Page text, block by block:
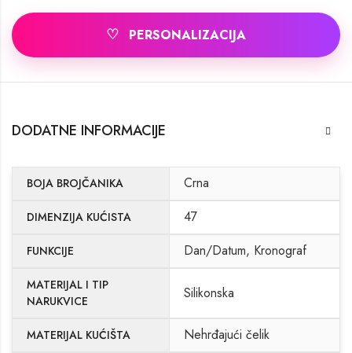
♡ PERSONALIZACIJA
DODATNE INFORMACIJE
BOJA BROJČANIKA Crna
DIMENZIJA KUĆISTA 47
FUNKCIJE Dan/Datum, Kronograf
MATERIJAL I TIP
NARUKVICE
Silikonska
MATERIJAL KUĆIŠTA Nehrđajući čelik